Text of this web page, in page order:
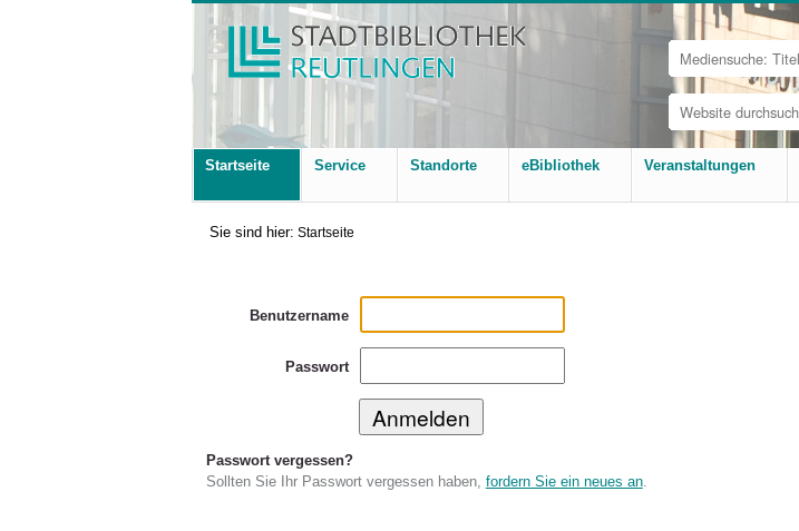
Website
durchsuchen
Erweiterte
Suche…
Startseite Service Standorte eBibliothek Veranstaltungen
Sie sind hier: Startseite
Benutzername
Passwort
Passwort vergessen?
Sollten Sie Ihr Passwort vergessen haben, fordern Sie ein neues an.